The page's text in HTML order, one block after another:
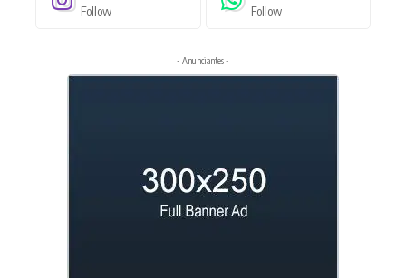
Follow Follow
- Anunciantes -